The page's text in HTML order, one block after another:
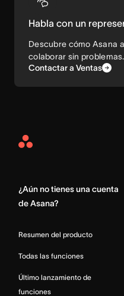
Habla con un
Descubre cómo Asana
colaborar sin problemas.
Contactar a Ventas
Asana
¿Aún no tienes una cuenta
de Asana?
Resumen del producto
Todas las funciones
Último lanzamiento de
funciones